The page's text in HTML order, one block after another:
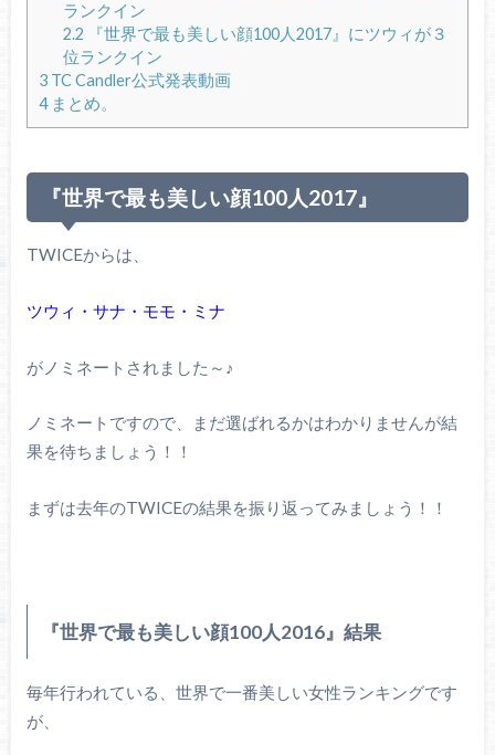
ランクイン
2.2 『世界で最も美しい顔100人2017』にツウィが３
位ランクイン
3TC Candler公式発表動画
4まとめ。
『世界で最も美しい顔100人2017』
TWICEからは、
ツウィ・サナ・モモ・ミナ
がノミネートされました～♪
ノミネートですので、まだ選ばれるかはわかりませんが結
果を待ちましょう！！
まずは去年のTWICEの結果を振り返ってみましょう！！
『世界で最も美しい顔100人2016』結果
毎年行われている、世界で一番美しい女性ランキングです
が、